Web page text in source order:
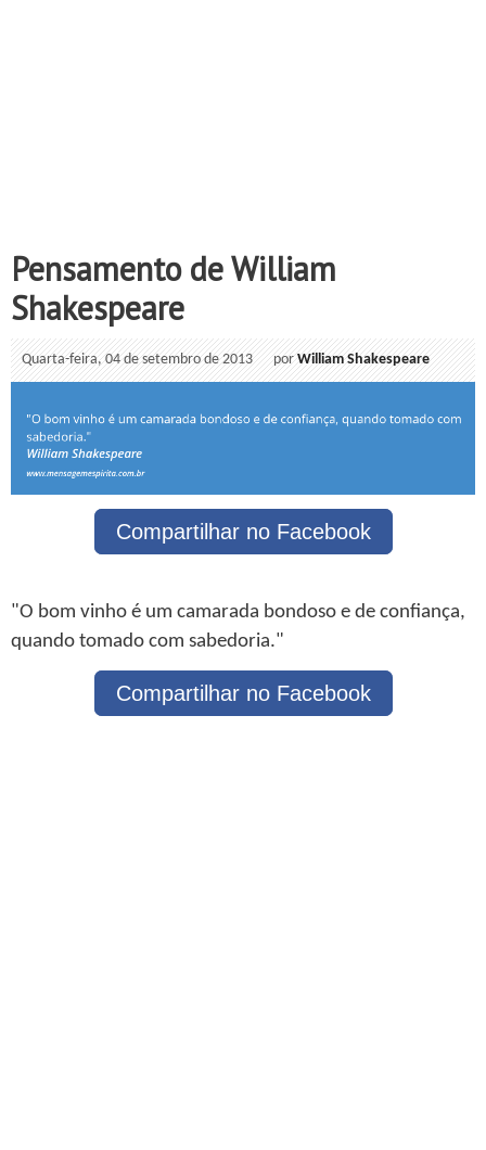
Pensamento de William
Shakespeare
Quarta-feira, 04 de setembro de 2013 porWilliam Shakespeare
Compartilhar no Facebook
"O bom vinho é um camarada bondoso e de confiança,
quando tomado com sabedoria."
Compartilhar no Facebook